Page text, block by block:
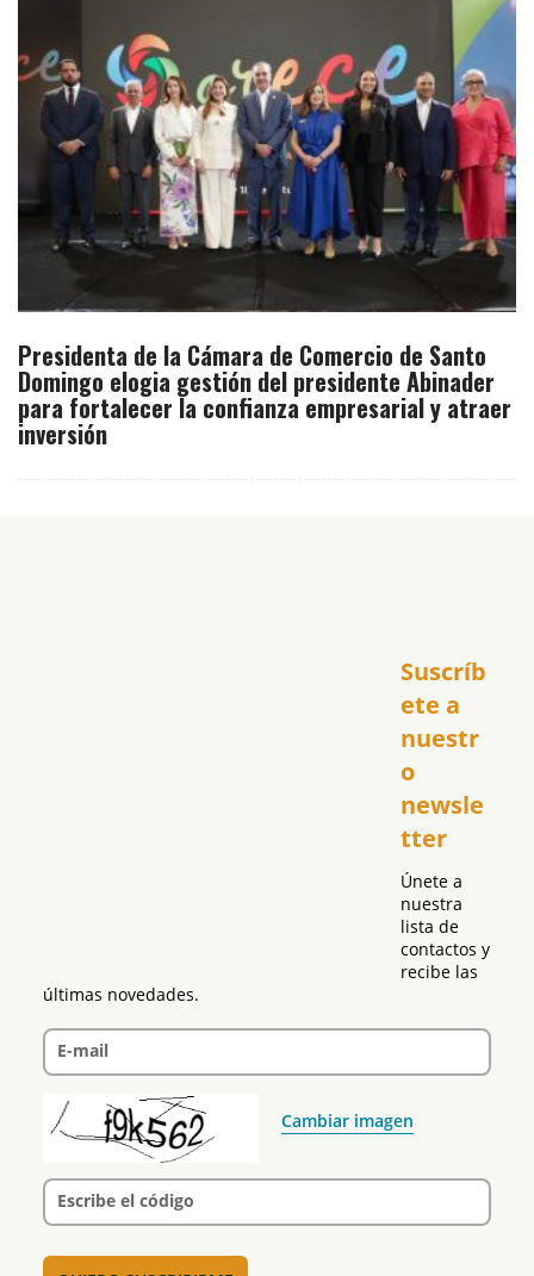
Presidenta de la Cámara de Comercio de Santo
Domingo elogia gestión del presidente Abinader
para fortalecer la confianza empresarial y atraer
inversión
Suscríb
ete a
nuestr
o
newsle
tter
Únete a
nuestra
lista de
contactos y
recibe las
últimas novedades.
E-mail
Cambiar imagen
Escribe el código